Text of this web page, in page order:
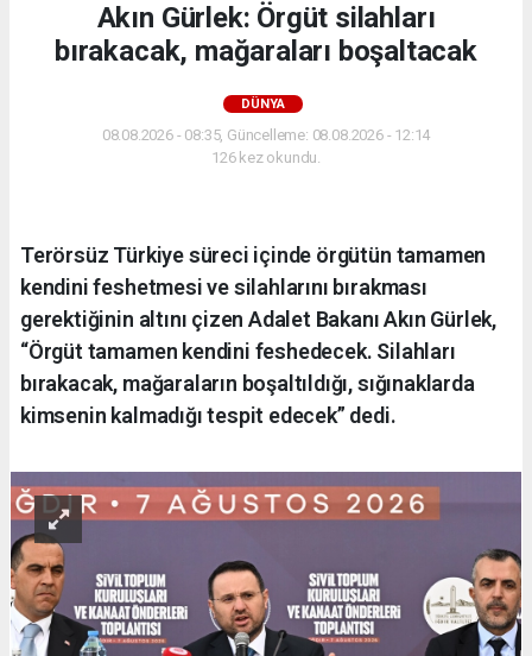
Akın Gürlek: Örgüt silahları
bırakacak, mağaraları boşaltacak
DÜNYA
08.08.2026 - 08:35, Güncelleme: 08.08.2026 - 12:14
126 kez okundu.
Terörsüz Türkiye süreci içinde örgütün tamamen
kendini feshetmesi ve silahlarını bırakması
gerektiğinin altını çizen Adalet Bakanı Akın Gürlek,
“Örgüt tamamen kendini feshedecek. Silahları
bırakacak, mağaraların boşaltıldığı, sığınaklarda
kimsenin kalmadığı tespit edecek” dedi.